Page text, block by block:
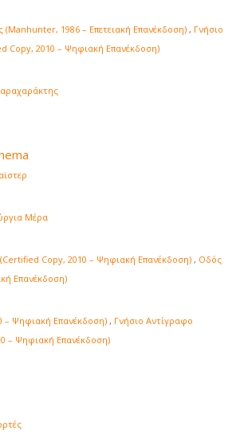
1986 – Επετειακή Επανέκδοση) , Γνήσιο
Copy, 2010 – Ψηφιακή Επανέκδοση)
Μέρα
Copy, 2010 – Ψηφιακή Επανέκδοση) , Οδός
Επανέκδοση)
– Ψηφιακή Επανέκδοση), Γνήσιο Αντίγραφο
– Ψηφιακή Επανέκδοση)